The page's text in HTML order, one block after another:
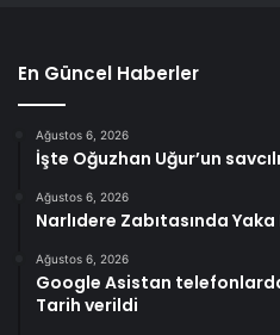
En Güncel Haberler
Ağustos 6, 2026
İşte Oğuzhan Uğur’un
Ağustos 6, 2026
Narlıdere Zabıtasında
Ağustos 6, 2026
Google Asistan
Tarih verildi